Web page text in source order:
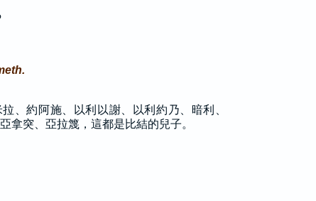
、約阿施、以利以謝、以利約乃、暗利、
拿突、亞拉篾，這都是比結的兒子。